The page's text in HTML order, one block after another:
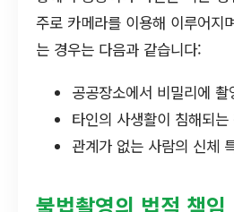
주로 카메라를 이용해 이루어지
는 경우는 다음과 같습니다:
공공장소에서 비밀리에 촬
타인의 사생활이 침해되
관계가 없는 사람의 신체
불법촬영의 법적 책임